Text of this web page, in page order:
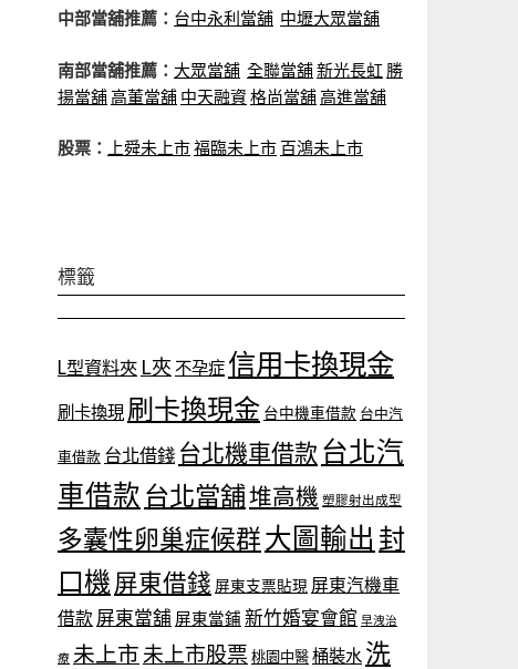
中部當舖推薦： 台中永利當舖 中壢大眾當舖
南部當舖推薦： 大眾當舖 全聯當舖新光長虹 勝
揚當舖高董當舖 中天融資格尚當舖高進當舖
股票： 上舜未上市福臨未上市 百鴻未上市
標籤
L型資料夾 L夾 不孕症 信用卡換現金
刷卡換現 刷卡換現金 台中機車借款 台中汽
車借款 台北借錢 台北機車借款 台北汽
車借款 台北當舖堆高機 塑膠射出成型
多囊性卵巢症候群大圖輸出 封
口機 屏東借錢 屏東支票貼現 屏東汽機車
借款 屏東當舖 屏東當鋪 新竹婚宴會館 早洩治
療 未上市 未上市股票 桃園中醫桶裝水 洗